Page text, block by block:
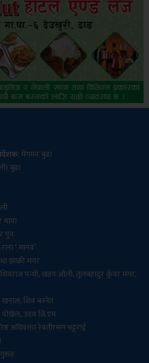
: मेगमन बुढा
बुढा
थापा
पुन
‘ मानव’
झाक्री मगर
पन्थी, खडग ओली, तुलबहादुर कुँवर मगर,
खनाल, शिव बस्नेत
उदय जि.एम
अधिवक्ता रेवतीरमण भट्टराई